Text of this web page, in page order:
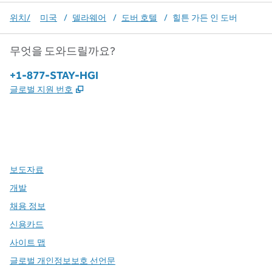
위치/ 미국 / 델라웨어 / 도버 호텔 / 힐튼 가든 인 도버
무엇을 도와드릴까요?
전화:
+1-877-STAY-HGI
글로벌 지원 번호 ,
보도자료
개발
채용 정보
신용카드
사이트 맵
글로벌 개인정보보호 선언문